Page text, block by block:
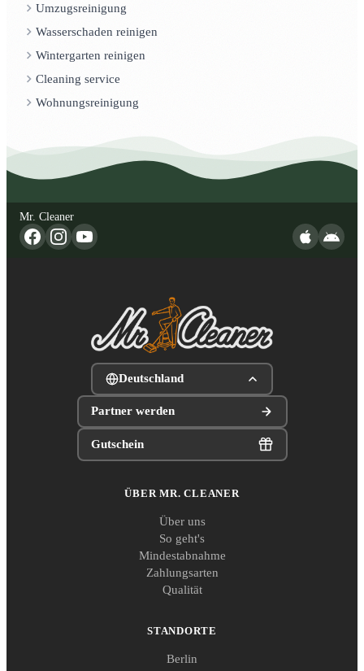
Umzugsreinigung
Wasserschaden reinigen
Wintergarten reinigen
Cleaning service
Wohnungsreinigung
Mr. Cleaner
Deutschland
Partner werden
Gutschein
ÜBER MR. CLEANER
Über uns
So geht's
Mindestabnahme
Zahlungsarten
Qualität
STANDORTE
Berlin